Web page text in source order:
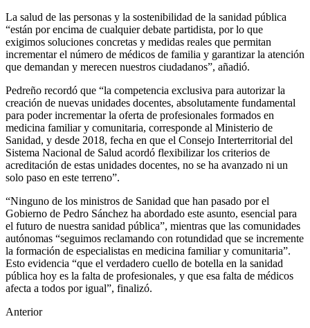
La salud de las personas y la sostenibilidad de la sanidad pública
“están por encima de cualquier debate partidista, por lo que
exigimos soluciones concretas y medidas reales que permitan
incrementar el número de médicos de familia y garantizar la atención
que demandan y merecen nuestros ciudadanos”, añadió.
Pedreño recordó que “la competencia exclusiva para autorizar la
creación de nuevas unidades docentes, absolutamente fundamental
para poder incrementar la oferta de profesionales formados en
medicina familiar y comunitaria, corresponde al Ministerio de
Sanidad, y desde 2018, fecha en que el Consejo Interterritorial del
Sistema Nacional de Salud acordó flexibilizar los criterios de
acreditación de estas unidades docentes, no se ha avanzado ni un
solo paso en este terreno”.
“Ninguno de los ministros de Sanidad que han pasado por el
Gobierno de Pedro Sánchez ha abordado este asunto, esencial para
el futuro de nuestra sanidad pública”, mientras que las comunidades
autónomas “seguimos reclamando con rotundidad que se incremente
la formación de especialistas en medicina familiar y comunitaria”.
Esto evidencia “que el verdadero cuello de botella en la sanidad
pública hoy es la falta de profesionales, y que esa falta de médicos
afecta a todos por igual”, finalizó.
Anterior